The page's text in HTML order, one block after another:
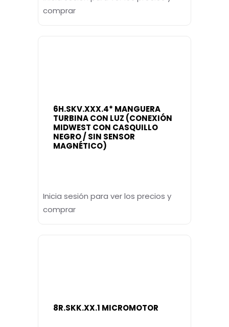
comprar
6H.SKV.XXX.4* MANGUERA
TURBINA CON LUZ (CONEXIÓN
MIDWEST CON CASQUILLO
NEGRO / SIN SENSOR
MAGNÉTICO)
Inicia sesión para ver los precios y
comprar
8R.SKK.XX.1 MICROMOTOR